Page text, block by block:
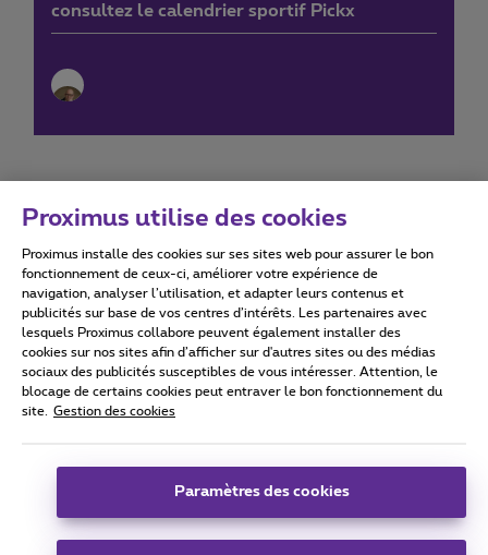
consultez le calendrier sportif Pickx
Conditions d'utilisation Accessibility statement
Tous droits réservés. © 2026
Conditions générales, info consommateur
Coordonnées de l’entreprise
Boulevard du Roi Albert II 27 - B-1030 Bruxelles.
Proximus utilise des cookies
Proximus installe des cookies sur ses sites web pour assurer le bon
fonctionnement de ceux-ci, améliorer votre expérience de
navigation, analyser l’utilisation, et adapter leurs contenus et
publicités sur base de vos centres d’intérêts. Les partenaires avec
lesquels Proximus collabore peuvent également installer des
cookies sur nos sites afin d’afficher sur d'autres sites ou des médias
sociaux des publicités susceptibles de vous intéresser. Attention, le
blocage de certains cookies peut entraver le bon fonctionnement du
site.
Gestion des cookies
Paramètres des cookies